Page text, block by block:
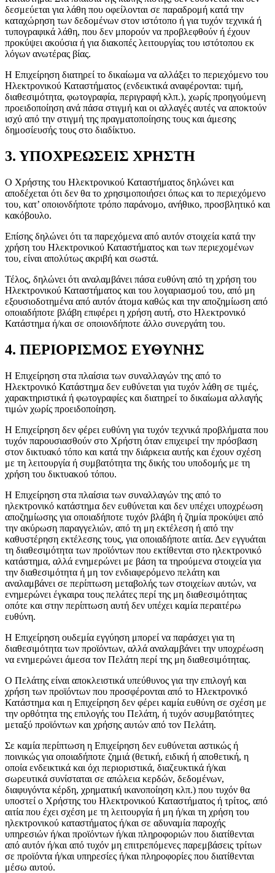
δεσμεύεται για λάθη που οφείλονται σε παραδρομή κατά την
καταχώρηση των δεδομένων στον ιστότοπο ή για τυχόν τεχνικά ή
τυπογραφικά λάθη, που δεν μπορούν να προβλεφθούν ή έχουν
προκύψει ακούσια ή για διακοπές λειτουργίας του ιστότοπου εκ
λόγων ανωτέρας βίας.
Η Επιχείρηση διατηρεί το δικαίωμα να αλλάξει το περιεχόμενο του
Ηλεκτρονικού Καταστήματος (ενδεικτικά αναφέρονται: τιμή,
διαθεσιμότητα, φωτογραφία, περιγραφή κλπ.), χωρίς προηγούμενη
προειδοποίηση ανά πάσα στιγμή και οι αλλαγές αυτές να αποκτούν
ισχύ από την στιγμή της πραγματοποίησης τους και άμεσης
δημοσίευσής τους στο διαδίκτυο.
3. ΥΠΟΧΡΕΩΣΕΙΣ ΧΡΗΣΤΗ
Ο Χρήστης του Ηλεκτρονικού Καταστήματος δηλώνει και
αποδέχεται ότι δεν θα το χρησιμοποιήσει όπως και το περιεχόμενο
του, κατ’ οποιονδήποτε τρόπο παράνομο, ανήθικο, προσβλητικό και
κακόβουλο.
Επίσης δηλώνει ότι τα παρεχόμενα από αυτόν στοιχεία κατά την
χρήση του Ηλεκτρονικού Καταστήματος και των περιεχομένων
του, είναι απολύτως ακριβή και σωστά.
Τέλος, δηλώνει ότι αναλαμβάνει πάσα ευθύνη από τη χρήση του
Ηλεκτρονικού Καταστήματος και του λογαριασμού του, από μη
εξουσιοδοτημένα από αυτόν άτομα καθώς και την αποζημίωση από
οποιαδήποτε βλάβη επιφέρει η χρήση αυτή, στο Ηλεκτρονικό
Κατάστημα ή/και σε οποιονδήποτε άλλο συνεργάτη του.
4. ΠΕΡΙΟΡΙΣΜΟΣ ΕΥΘΥΝΗΣ
Η Επιχείρηση στα πλαίσια των συναλλαγών της από το
Ηλεκτρονικό Κατάστημα δεν ευθύνεται για τυχόν λάθη σε τιμές,
χαρακτηριστικά ή φωτογραφίες και διατηρεί το δικαίωμα αλλαγής
τιμών χωρίς προειδοποίηση.
Η Επιχείρηση δεν φέρει ευθύνη για τυχόν τεχνικά προβλήματα που
τυχόν παρουσιασθούν στο Χρήστη όταν επιχειρεί την πρόσβαση
στον δικτυακό τόπο και κατά την διάρκεια αυτής και έχουν σχέση
με τη λειτουργία ή συμβατότητα της δικής του υποδομής με τη
χρήση του δικτυακού τόπου.
Η Επιχείρηση στα πλαίσια των συναλλαγών της από το
ηλεκτρονικό κατάστημα δεν ευθύνεται και δεν υπέχει υποχρέωση
αποζημίωσης για οποιαδήποτε τυχόν βλάβη ή ζημία προκύψει από
την ακύρωση παραγγελιών, από τη μη εκτέλεση ή από την
καθυστέρηση εκτέλεσης τους, για οποιαδήποτε αιτία. Δεν εγγυάται
τη διαθεσιμότητα των προϊόντων που εκτίθενται στο ηλεκτρονικό
κατάστημα, αλλά ενημερώνει με βάση τα τηρούμενα στοιχεία για
την διαθεσιμότητα ή μη τον ενδιαφερόμενο πελάτη και
αναλαμβάνει σε περίπτωση μεταβολής των στοιχείων αυτών, να
ενημερώνει έγκαιρα τους πελάτες περί της μη διαθεσιμότητας
οπότε και στην περίπτωση αυτή δεν υπέχει καμία περαιτέρω
ευθύνη.
Η Επιχείρηση ουδεμία εγγύηση μπορεί να παράσχει για τη
διαθεσιμότητα των προϊόντων, αλλά αναλαμβάνει την υποχρέωση
να ενημερώνει άμεσα τον Πελάτη περί της μη διαθεσιμότητας.
Ο Πελάτης είναι αποκλειστικά υπεύθυνος για την επιλογή και
χρήση των προϊόντων που προσφέρονται από το Ηλεκτρονικό
Κατάστημα και η Επιχείρηση δεν φέρει καμία ευθύνη σε σχέση με
την ορθότητα της επιλογής του Πελάτη, ή τυχόν ασυμβατότητες
μεταξύ προϊόντων και χρήσης αυτών από τον Πελάτη.
Σε καμία περίπτωση η Επιχείρηση δεν ευθύνεται αστικώς ή
ποινικώς για οποιαδήποτε ζημιά (θετική, ειδική ή αποθετική, η
οποία ενδεικτικά και όχι περιοριστικά, διαζευκτικά ή/και
σωρευτικά συνίσταται σε απώλεια κερδών, δεδομένων,
διαφυγόντα κέρδη, χρηματική ικανοποίηση κλπ.) που τυχόν θα
υποστεί ο Χρήστης του Ηλεκτρονικού Καταστήματος ή τρίτος, από
αιτία που έχει σχέση με τη λειτουργία ή μη ή/και τη χρήση του
ηλεκτρονικού καταστήματος ή/και σε αδυναμία παροχής
υπηρεσιών ή/και προϊόντων ή/και πληροφοριών που διατίθενται
από αυτόν ή/και από τυχόν μη επιτρεπόμενες παρεμβάσεις τρίτων
σε προϊόντα ή/και υπηρεσίες ή/και πληροφορίες που διατίθενται
μέσω αυτού.